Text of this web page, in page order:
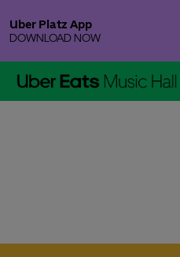
to
content
Buy
Tickets
Uber Platz App
DOWNLOAD NOW